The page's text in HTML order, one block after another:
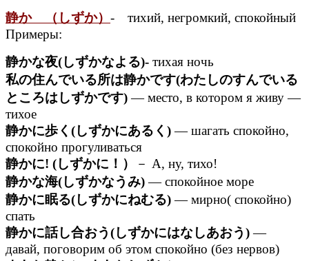
静か （しずか） - тихий, негромкий, спокойный
Примеры:
静かな夜(しずかなよる)- тихая ночь
私の住んでいる所は静かです(わたしのすんでいる
ところはしずかです)— место, в котором я живу —
тихое
静かに歩く(しずかにあるく)— шагать спокойно,
спокойно прогуливаться
静かに! (しずかに！）
－ А, ну, тихо!
静かな海(しずかなうみ)— спокойное море
静かに眠る(しずかにねむる)— мирно( спокойно)
спать
静かに話し合おう(しずかにはなしあおう)—
давай, поговорим об этом спокойно (без нервов)